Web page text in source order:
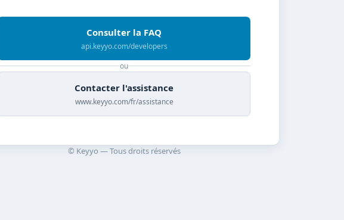
Consulter la FAQ
api.keyyo.com/developers
ou
Contacter l'assistance
www.keyyo.com/fr/assistance
© Keyyo — Tous droits réservés